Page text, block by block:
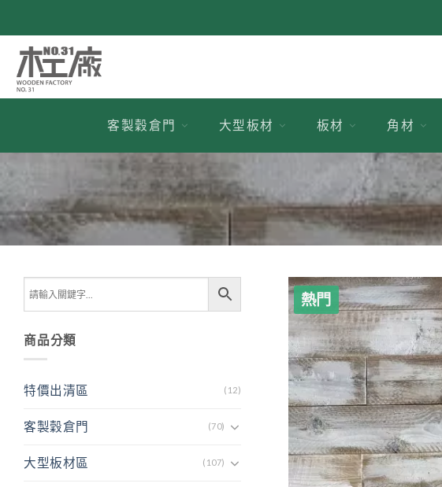
客製穀倉門 大型板材 板材 角材
商品分類
特價出清區 (12)
客製穀倉門 (70)
大型板材區 (107)
熱門